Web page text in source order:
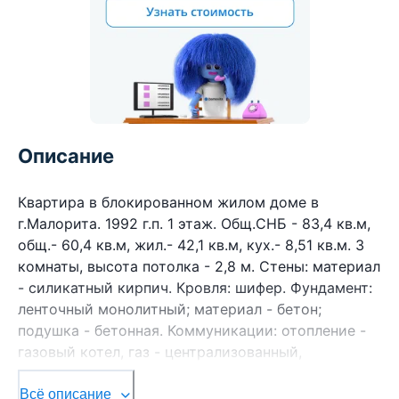
Описание
Квартира в блокированном жилом доме в
г.Малорита. 1992 г.п. 1 этаж. Общ.СНБ - 83,4 кв.м,
общ.- 60,4 кв.м, жил.- 42,1 кв.м, кух.- 8,51 кв.м. 3
комнаты, высота потолка - 2,8 м. Стены: материал
- силикатный кирпич. Кровля: шифер. Фундамент:
ленточный монолитный; материал - бетон;
подушка - бетонная. Коммуникации: отопление -
газовый котел, газ - централизованный,
водоснабжение - централизованное,
электричество - централизованное, канализация -
Всё описание